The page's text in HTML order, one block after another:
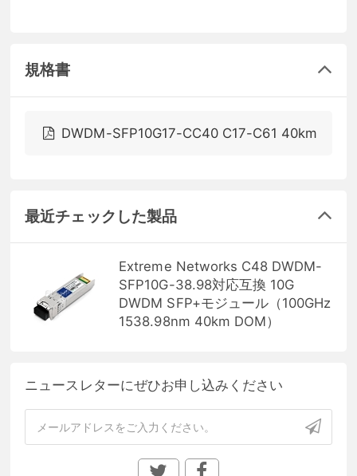
規格書
DWDM-SFP10G17-CC40 C17-C61 40km
最近チェックした製品
Extreme Networks C48 DWDM-
SFP10G-38.98対応互換 10G
DWDM SFP+モジュール（100GHz
1538.98nm 40km DOM）
ニュースレターにぜひお申し込みください